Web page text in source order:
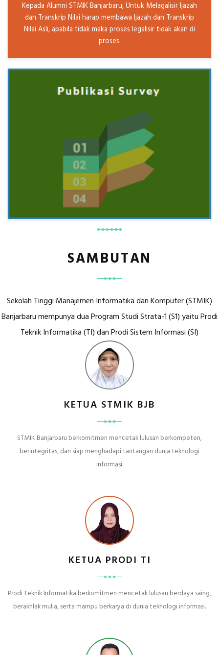
Kepada Alumni STMIK Banjarbaru, Untuk Melagalisir Ijazah
dan Transkrip Nilai harap membawa Ijazah dan Transkrip
Nilai Asli, apabila tidak maka proses legalisir tidak akan di
proses.
SAMBUTAN
Sekolah Tinggi Manajemen Informatika dan Komputer (STMIK)
Banjarbaru mempunya dua Program Studi Strata-1 (S1) yaitu Prodi
Teknik Informatika (TI) dan Prodi Sistem Informasi (SI)
KETUA STMIK BJB
STMIK Banjarbaru berkomitmen mencetak lulusan berkompeten,
berintegritas, dan siap menghadapi tantangan dunia teknologi
informasi.
KETUA PRODI TI
Prodi Teknik Informatika berkomitmen mencetak lulusan berdaya saing,
berakhlak mulia, serta mampu berkarya di dunia teknologi informasi.